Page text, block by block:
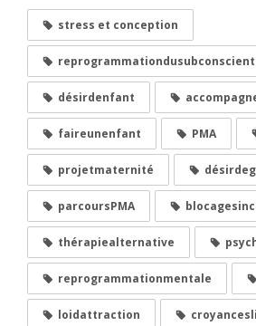
stress et conception
reprogrammationdusubconscient
désirdenfant
faireunenfant PMA
projetmaternité
parcoursPMA
thérapiealternative
reprogrammationmentale
loidattraction